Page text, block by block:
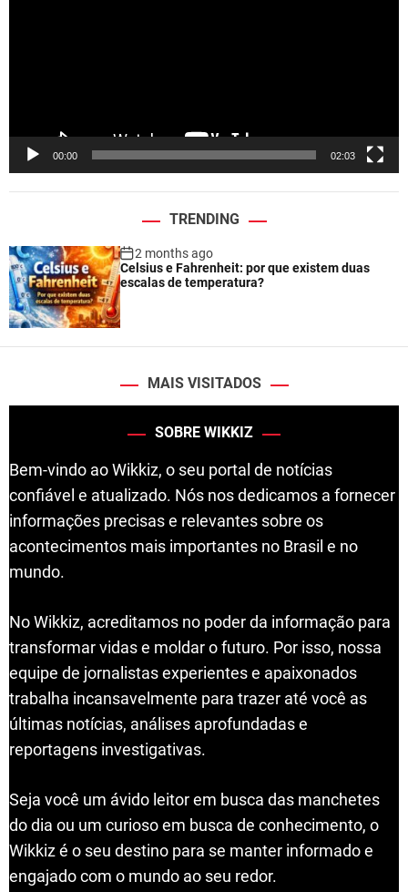
00:00 02:03
TRENDING
2 months ago
Celsius e Fahrenheit: por que existem duas
escalas de temperatura?
MAIS VISITADOS
SOBRE WIKKIZ
Bem-vindo ao Wikkiz, o seu portal de notícias
confiável e atualizado. Nós nos dedicamos a fornecer
informações precisas e relevantes sobre os
acontecimentos mais importantes no Brasil e no
mundo.
No Wikkiz, acreditamos no poder da informação para
transformar vidas e moldar o futuro. Por isso, nossa
equipe de jornalistas experientes e apaixonados
trabalha incansavelmente para trazer até você as
últimas notícias, análises aprofundadas e
reportagens investigativas.
Seja você um ávido leitor em busca das manchetes
do dia ou um curioso em busca de conhecimento, o
Wikkiz é o seu destino para se manter informado e
engajado com o mundo ao seu redor.